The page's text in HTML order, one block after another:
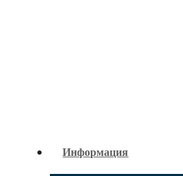
Информация